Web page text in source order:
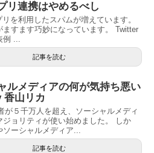
リ連携はやめるべし
を利用したスパムが増えています。
ますます巧妙になっています。 Twitter
例 ...
記事を読む
ルメディアの何が気持ち悪い
香山リカ
が５千万人を超え、ソーシャルメディ
ジョリティが使い始めました。 しか
ソーシャルメディア...
記事を読む